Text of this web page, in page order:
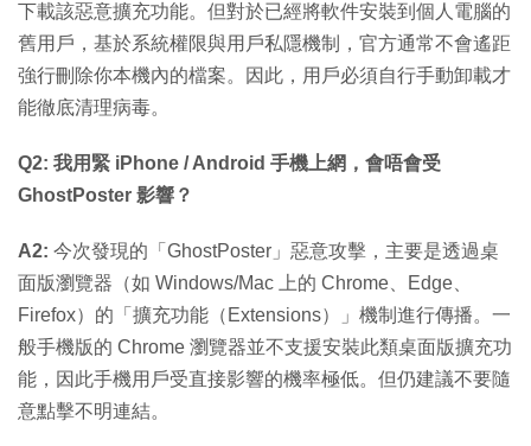
下載該惡意擴充功能。但對於已經將軟件安裝到個人電腦的
舊用戶，基於系統權限與用戶私隱機制，官方通常不會遙距
強行刪除你本機內的檔案。因此，用戶必須自行手動卸載才
能徹底清理病毒。
Q2: 我用緊 iPhone / Android 手機上網，會唔會受
GhostPoster 影響？
A2: 今次發現的「GhostPoster」惡意攻擊，主要是透過桌
面版瀏覽器（如 Windows/Mac 上的 Chrome、Edge、
Firefox）的「擴充功能（Extensions）」機制進行傳播。一
般手機版的 Chrome 瀏覽器並不支援安裝此類桌面版擴充功
能，因此手機用戶受直接影響的機率極低。但仍建議不要隨
意點擊不明連結。